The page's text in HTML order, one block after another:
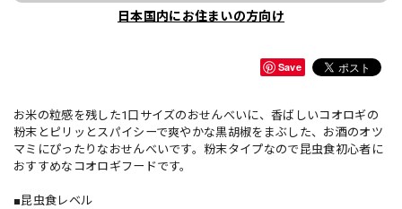
日本国内にお住まいの方向け
Save
お米の粒感を残した1口サイズのおせんべいに、香ばしいコオロギの
粉末とピリッとスパイシーで爽やかな黒胡椒をまぶした、お酒のオツ
マミにぴったりなおせんべいです。粉末タイプなので昆虫食初心者に
おすすめなコオロギフードです。
■昆虫食レベル